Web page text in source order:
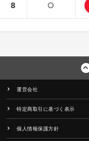
8 ○
運営会社
特定商取引に基づく表示
個人情報保護方針